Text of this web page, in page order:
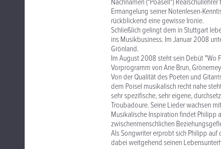
Nachnamen ("Poasell")
Ermangelung seiner Notenlesen-
rückblickend eine gewisse Ironie.
Schließlich gelingt dem in Stuttgart
ins Musikbusiness. Im Januar 2008
Grönland.
Im August 2008 steht sein Debüt "Wo
Vorprogramm von Ane Brun,
Von der Qualität des Poeten und
dem Poisel musikalisch recht nahe
sehr spezifische, sehr eigene,
Troubadoure. Seine Lieder wachsen
Musikalische Inspiration findet Philipp
zwischenmenschlichen
Als Songwriter erprobt sich Philipp auf
dabei weitgehend seinen